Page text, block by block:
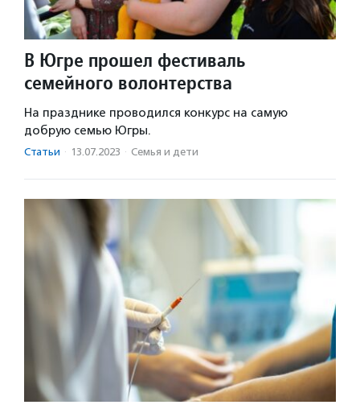
В Югре прошел фестиваль
семейного волонтерства
На празднике проводился конкурс на самую
добрую семью Югры.
Статьи · 13.07.2023 · Семья и дети